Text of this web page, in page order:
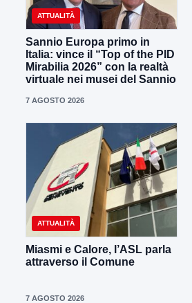
ATTUALITÀ
Sannio Europa primo in
Italia: vince il “Top of the PID
Mirabilia 2026” con la realtà
virtuale nei musei del Sannio
7 AGOSTO 2026
ATTUALITÀ
Miasmi e Calore, l’ASL parla
attraverso il Comune
7 AGOSTO 2026